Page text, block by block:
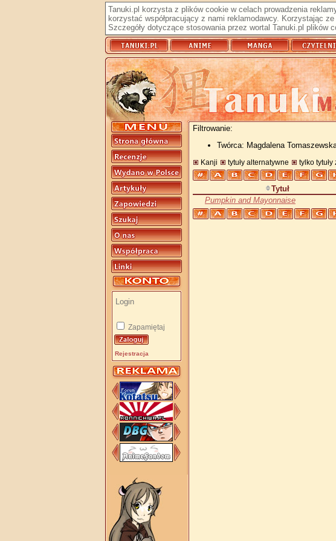
Tanuki.pl korzysta z plików cookie w celach prowadzenia
korzystać współpracujący z nami reklamodawcy. Korzystając
Szczegóły dotyczące stosowania przez wortal Tanuki.pl plików
Zapamiętaj
Rejestracja
Filtrowanie:
Twórca: Magdalena
Kanji tytuły alternatywne tylko tytuły
Tytuł
Pumpkin and Mayonnaise